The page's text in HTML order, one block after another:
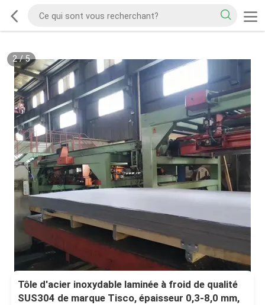
2/5
Tôle d'acier inoxydable laminée à froid de qualité
SUS304 de marque Tisco, épaisseur 0,3-8,0 mm,